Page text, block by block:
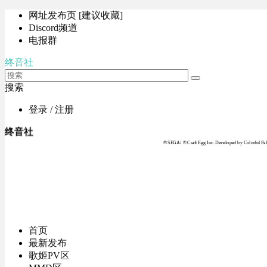
网址发布页 [建议收藏]
Discord频道
电报群
终音社
搜索
登录 / 注册
终音社
© SEGA / © Craft Egg Inc. Developed by Colorful
首页
最新发布
歌姬PV区